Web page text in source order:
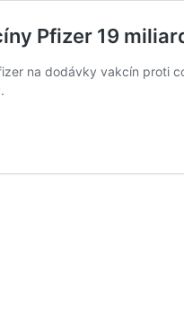
Pfizer 19
na dodávky vakcín proti